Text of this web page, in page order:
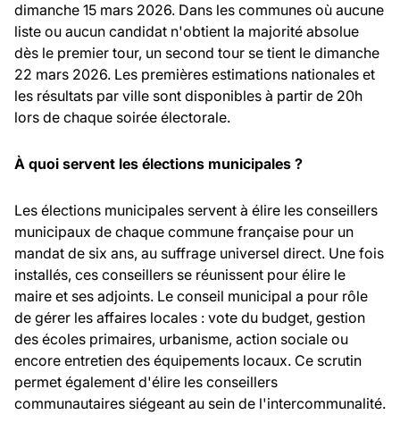
dimanche 15 mars 2026. Dans les communes où aucune
liste ou aucun candidat n'obtient la majorité absolue
dès le premier tour, un second tour se tient le dimanche
22 mars 2026. Les premières estimations nationales et
les résultats par ville sont disponibles à partir de 20h
lors de chaque soirée électorale.
À quoi servent les élections municipales ?
Les élections municipales servent à élire les conseillers
municipaux de chaque commune française pour un
mandat de six ans, au suffrage universel direct. Une fois
installés, ces conseillers se réunissent pour élire le
maire et ses adjoints. Le conseil municipal a pour rôle
de gérer les affaires locales : vote du budget, gestion
des écoles primaires, urbanisme, action sociale ou
encore entretien des équipements locaux. Ce scrutin
permet également d'élire les conseillers
communautaires siégeant au sein de l'intercommunalité.